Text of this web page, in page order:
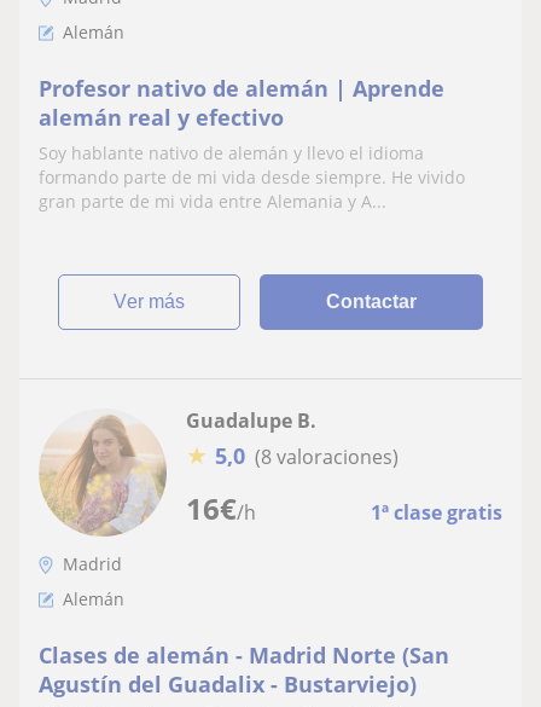
Alemán
Profesor nativo de alemán | Aprende
alemán real y efectivo
Soy hablante nativo de alemán y llevo el idioma
formando parte de mi vida desde siempre. He vivido
gran parte de mi vida entre Alemania y A...
ver más Contactar
16€/h 1ª clase gratis
Guadalupe B.
★ 5,0 (8 valoraciones)
Madrid
Alemán
Clases de alemán - Madrid Norte (San
Agustín del Guadalix - Bustarviejo)